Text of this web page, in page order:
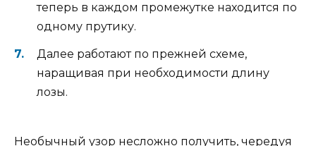
теперь в каждом промежутке находится по
одному прутику.
Далее работают по прежней схеме,
наращивая при необходимости длину
лозы.
Необычный узор несложно получить, чередуя